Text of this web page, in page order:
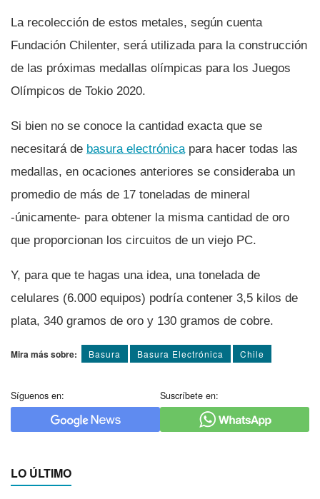
La recolección de estos metales, según cuenta
Fundación Chilenter, será utilizada para la construcción
de las próximas medallas olí­mpicas para los Juegos
Olí­mpicos de Tokio 2020.
Si bien no se conoce la cantidad exacta que se
necesitará de basura electrónicapara hacer todas las
medallas, en ocaciones anteriores se consideraba un
promedio de más de 17 toneladas de mineral
-únicamente- para obtener la misma cantidad de oro
que proporcionan los circuitos de un viejo PC.
Y, para que te hagas una idea, una tonelada de
celulares (6.000 equipos) podrí­a contener 3,5 kilos de
plata, 340 gramos de oro y 130 gramos de cobre.
Mira más sobre: Basura Basura Electrónica Chile
Síguenos en: Suscríbete en:
LO ÚLTIMO